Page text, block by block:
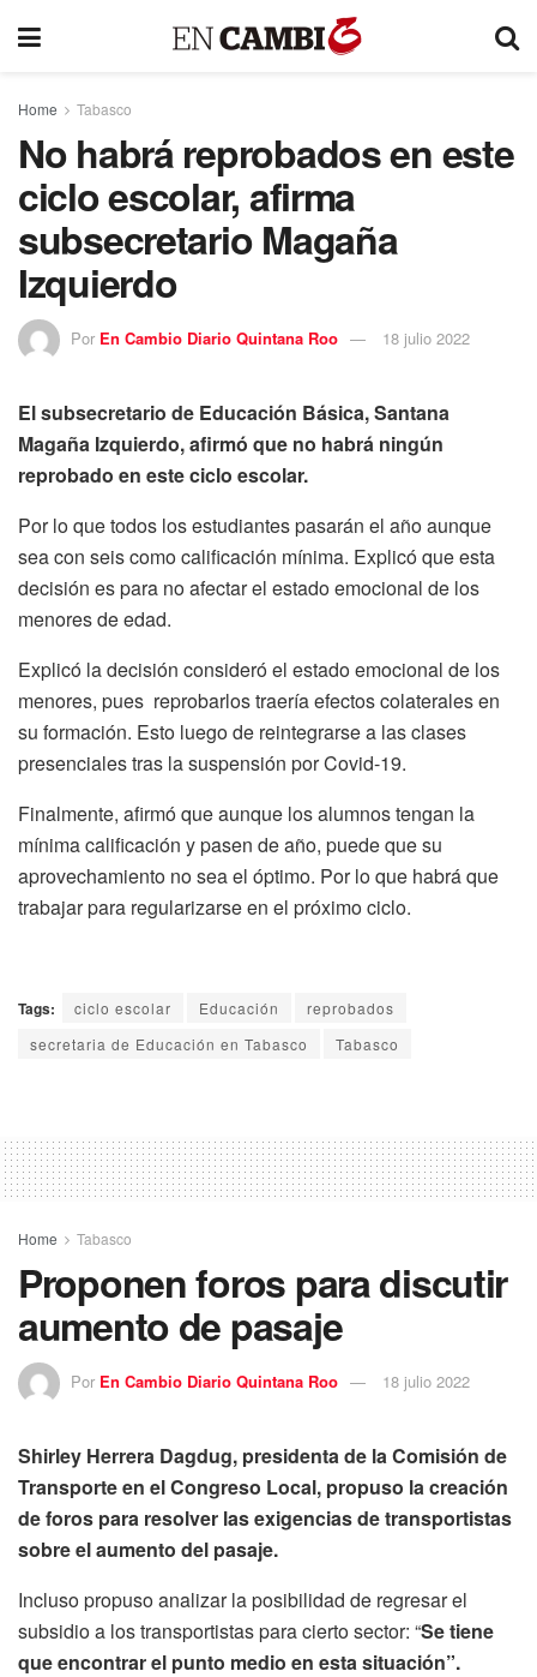
Home Tabasco
No habrá reprobados en este
ciclo escolar, afirma
subsecretario Magaña
Izquierdo
Por En Cambio Diario Quintana Roo 18 julio 2022
El subsecretario de Educación Básica, Santana
Magaña Izquierdo, afirmó que no habrá ningún
reprobado en este ciclo escolar.
Por lo que todos los estudiantes pasarán el año aunque
sea con seis como calificación mínima. Explicó que esta
decisión es para no afectar el estado emocional de los
menores de edad.
Explicó la decisión consideró el estado emocional de los
menores, pues reprobarlos traería efectos colaterales en
su formación. Esto luego de reintegrarse a las clases
presenciales tras la suspensión por Covid-19.
Finalmente, afirmó que aunque los alumnos tengan la
mínima calificación y pasen de año, puede que su
aprovechamiento no sea el óptimo. Por lo que habrá que
trabajar para regularizarse en el próximo ciclo.
Tags: ciclo escolar Educación
reprobados
secretaria de Educación en Tabasco
Tabasco
Home Tabasco
Proponen foros para discutir
aumento de pasaje
Por En Cambio Diario Quintana Roo 18 julio 2022
Shirley Herrera Dagdug, presidenta de la Comisión de
Transporte en el Congreso Local, propuso la creación
de foros para resolver las exigencias de transportistas
sobre el aumento del pasaje.
Incluso propuso analizar la posibilidad de regresar el
subsidio a los transportistas para cierto sector: “Se tiene
que encontrar el punto medio en esta situación”.